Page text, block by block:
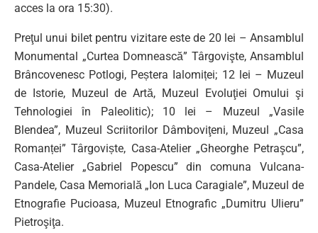
acces la ora 15:30).
Preţul unui bilet pentru vizitare este de 20 lei – Ansamblul
Monumental „Curtea Domnească” Târgovişte, Ansamblul
Brâncovenesc Potlogi, Peștera Ialomiței; 12 lei – Muzeul
de Istorie, Muzeul de Artă, Muzeul Evoluţiei Omului şi
Tehnologiei în Paleolitic); 10 lei – Muzeul „Vasile
Blendea”, Muzeul Scriitorilor Dâmboviţeni, Muzeul „Casa
Romanței” Târgoviște, Casa-Atelier „Gheorghe Petraşcu”,
Casa-Atelier „Gabriel Popescu” din comuna Vulcana-
Pandele, Casa Memorială „Ion Luca Caragiale”, Muzeul de
Etnografie Pucioasa, Muzeul Etnografic „Dumitru Ulieru”
Pietroşiţa.